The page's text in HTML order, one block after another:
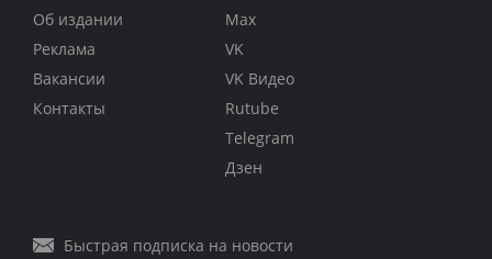
Об издании
Реклама
Вакансии
Контакты
Max
VK
VK Видео
Rutube
Telegram
Дзен
Быстрая подписка на новости